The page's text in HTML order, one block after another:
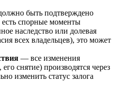
быть подтверждено
спорные моменты
наследство или долевая
всех владельцев), это может
— все изменения
снятие) производятся через
изменить статус залога